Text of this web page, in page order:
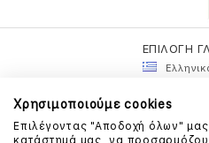
ΕΠΙΛΟΓΗ
Χρησιμοποιούμε cookies
Επιλέγοντας "Αποδοχή όλων"
κατάστημά μας, να